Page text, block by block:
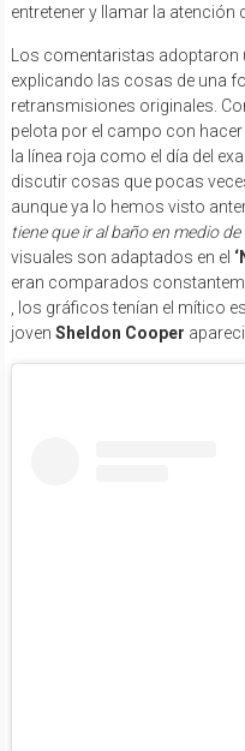
entretener y llamar la atención
Los comentaristas
explicando las cosas de una
retransmisiones originales.
pelota por el campo con
la línea roja como el día del
discutir cosas que pocas
aunque ya lo hemos visto
tiene que ir al baño en medio
visuales son adaptados en el
eran comparados
, los gráficos tenían el mítico
joven Sheldon Cooper